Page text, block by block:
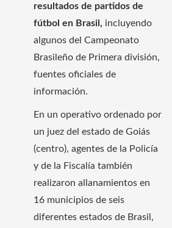
resultados de partidos de
fútbol en Brasil, incluyendo
algunos del Campeonato
Brasileño de Primera división,
fuentes oficiales de
información.
En un operativo ordenado por
un juez del estado de Goiás
(centro), agentes de la Policía
y de la Fiscalía también
realizaron allanamientos en
16 municipios de seis
diferentes estados de Brasil,